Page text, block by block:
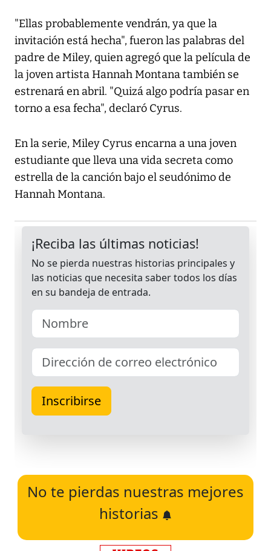
"Ellas probablemente vendrán, ya que la
invitación está hecha", fueron las palabras del
padre de Miley, quien agregó que la película de
la joven artista Hannah Montana también se
estrenará en abril. "Quizá algo podría pasar en
torno a esa fecha", declaró Cyrus.
En la serie, Miley Cyrus encarna a una joven
estudiante que lleva una vida secreta como
estrella de la canción bajo el seudónimo de
Hannah Montana.
No te pierdas nuestras mejores
historias